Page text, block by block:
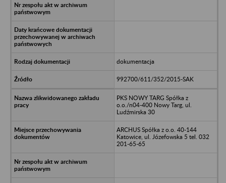
dokumentacja
992700/611/352/2015-SAK
PKS NOWY TARG Spółka z
o.o./n04-400 Nowy Targ, ul.
Ludźmirska 30
ARCHUS Spółka z o.o. 40-144
Katowice, ul. Józefowska 5 tel. 032
201-65-65